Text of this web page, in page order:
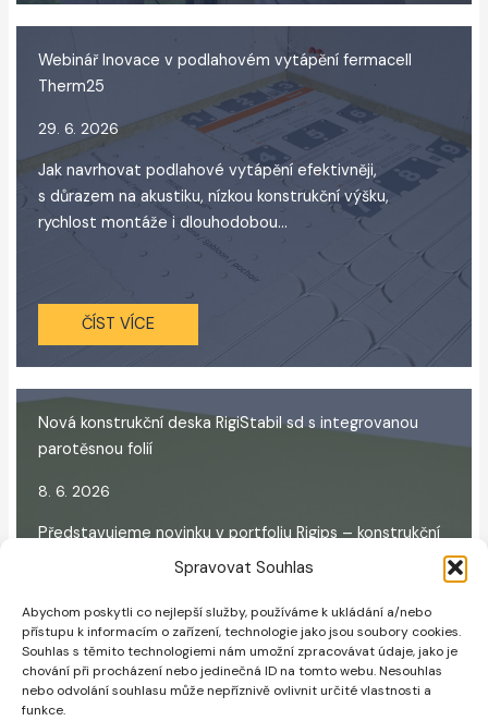
Spravovat Souhlas
Abychom poskytli co nejlepší služby, používáme k ukládání a/nebo
přístupu k informacím o zařízení, technologie jako jsou soubory cookies.
Souhlas s těmito technologiemi nám umožní zpracovávat údaje, jako je
chování při procházení nebo jedinečná ID na tomto webu. Nesouhlas
nebo odvolání souhlasu může nepříznivě ovlivnit určité vlastnosti a
funkce.
Webinář Inovace v podlahovém vytápění fermacell
Therm25
29. 6. 2026
Jak navrhovat podlahové vytápění efektivněji,
s důrazem na akustiku, nízkou konstrukční výšku,
rychlost montáže i dlouhodobou...
ČÍST VÍCE
Nová konstrukční deska RigiStabil sd s integrovanou
parotěsnou folií
8. 6. 2026
Představujeme novinku v portfoliu Rigips – konstrukční
sádrokartonovou desku RigiStabil sd. Tato deska
ČÍST VÍCE